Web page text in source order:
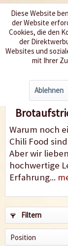
Menü
Brotaufstrich
Warum noch
Chili Food
Aber wir
hochwertige
Erfahrung...
Filtern
Diese Website
der Website
Cookies, die den
der
Websites und
mit Ihrer
Ablehnen